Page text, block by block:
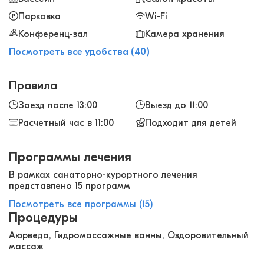
расположение, хороший сервис, возможность
Парковка
Wi-Fi
Конференц-зал
Камера хранения
Посмотреть все удобства (40)
Правила
Заезд после 13:00
Выезд до 11:00
Расчетный час в 11:00
Подходит для детей
Программы лечения
В рамках санаторно-курортного лечения
представлено 15 программ
Посмотреть все программы (15)
Процедуры
Аюрведа, Гидромассажные ванны, Оздоровительный
массаж